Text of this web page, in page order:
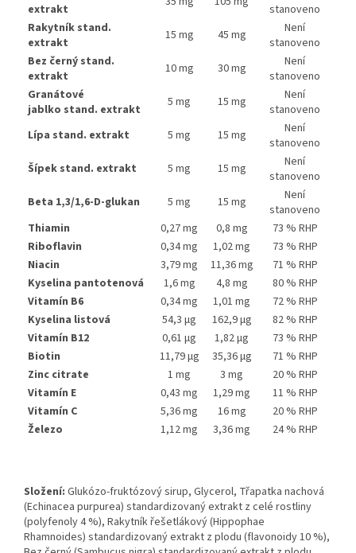
extrakt
stanoveno
Rakytník stand.
extrakt
15 mg 45 mg
Není
stanoveno
Bez černý stand.
extrakt
10 mg 30 mg
Není
stanoveno
Granátové
jablko stand. extrakt
5 mg 15 mg
Není
stanoveno
Lípa stand. extrakt
5 mg 15 mg
Není
stanoveno
Šípek stand. extrakt
5 mg 15 mg
Není
stanoveno
Beta 1,3/1,6-D-glukan
5 mg 15 mg
Není
stanoveno
Thiamin
0,27 mg 0,8 mg
73 % RHP
Riboflavin
0,34 mg 1,02 mg
73 % RHP
Niacin
3,79 mg 11,36 mg
71 % RHP
Kyselina pantotenová
1,6 mg 4,8 mg
80 % RHP
Vitamín B6
0,34 mg 1,01 mg
72 % RHP
Kyselina listová
54,3 µg 162,9 µg
82 % RHP
Vitamín B12
0,61 µg 1,82 µg
73 % RHP
Biotin
11,79 µg 35,36 µg
71 % RHP
Zinc citrate
1 mg 3 mg
20 % RHP
Vitamín E
0,43 mg 1,29 mg
11 % RHP
Vitamín C
5,36 mg 16 mg
20 % RHP
Železo
1,12 mg 3,36 mg 24 % RHP
Složení: Glukózo-fruktózový sirup, Glycerol, Třapatka nachová
(Echinacea purpurea) standardizovaný extrakt z celé rostliny
(polyfenoly 4 %), Rakytník řešetlákový (Hippophae
Rhamnoides) standardizovaný extrakt z plodu (flavonoidy 10 %),